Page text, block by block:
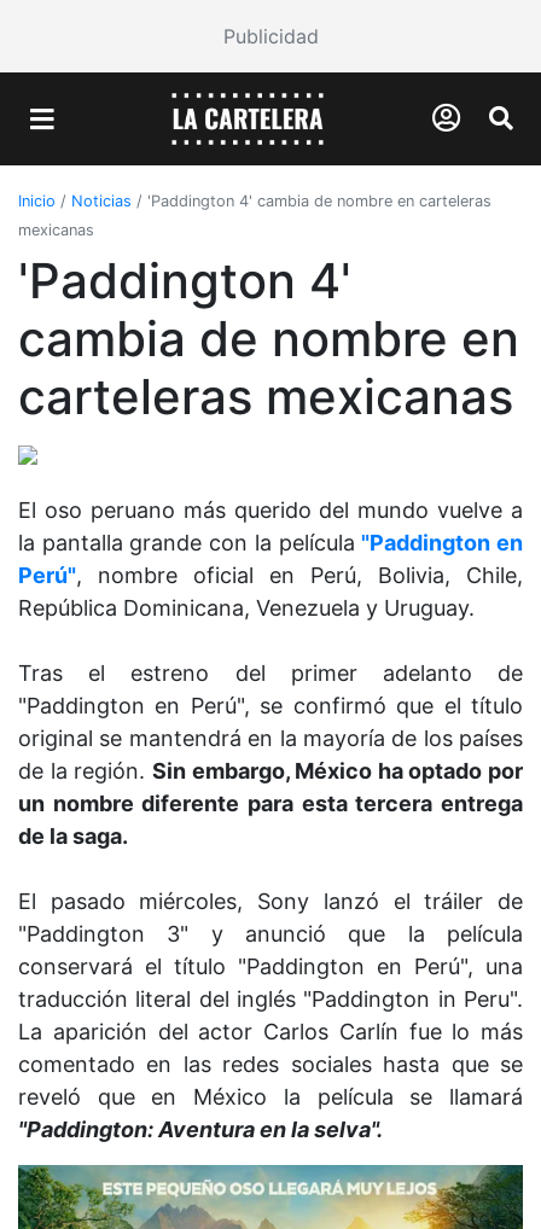
Publicidad
Inicio / Noticias / 'Paddington 4' cambia de nombre en carteleras
mexicanas
'Paddington 4'
cambia de nombre en
carteleras mexicanas
El oso peruano más querido del mundo vuelve a
la pantalla grande con la película"Paddington en
Perú", nombre oficial en Perú, Bolivia, Chile,
República Dominicana, Venezuela y Uruguay.
Tras el estreno del primer adelanto de
"Paddington en Perú", se confirmó que el título
original se mantendrá en la mayoría de los países
de la región. Sin embargo, México ha optado por
un nombre diferente para esta tercera entrega
de la saga.
El pasado miércoles, Sony lanzó el tráiler de
"Paddington 3" y anunció que la película
conservará el título "Paddington en Perú", una
traducción literal del inglés "Paddington in Peru".
La aparición del actor Carlos Carlín fue lo más
comentado en las redes sociales hasta que se
reveló que en México la película se llamará
"Paddington: Aventura en la selva".